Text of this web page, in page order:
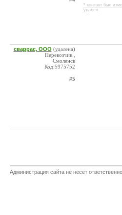
* контакт был
удален
сваррас, ООО (удалена)
Перевозчик ,
Смоленск
Код:5975752
#5
Администрация сайта не несет